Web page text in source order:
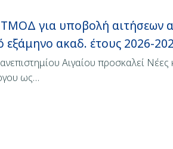
για υποβολή αιτήσεων
εξάμηνο ακαδ. έτους 2026-
Αιγαίου προσκαλεί
ως…